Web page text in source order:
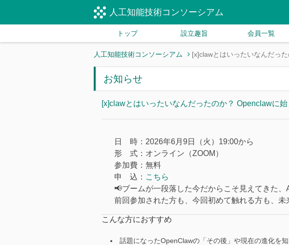
人工知能技術コンソーシアム
トップ 設立趣旨 会員一覧
人工知能技術コンソーシアム [x]clawとはいったいなんだっ
お知らせ
[x]clawとはいったいなんだったのか？ Openclawに
日 時：2026年6月9日（火）19:00から
形 式：オンライン（ZOOM）
参加費：無料
申 込： こちら
📢ブームが一段落した今だからこそ見えてきた
前回参加された方も、今回初めて触れる方も、
こんな方におすすめ
話題になったOpenClawの「その後」や現在の進化を